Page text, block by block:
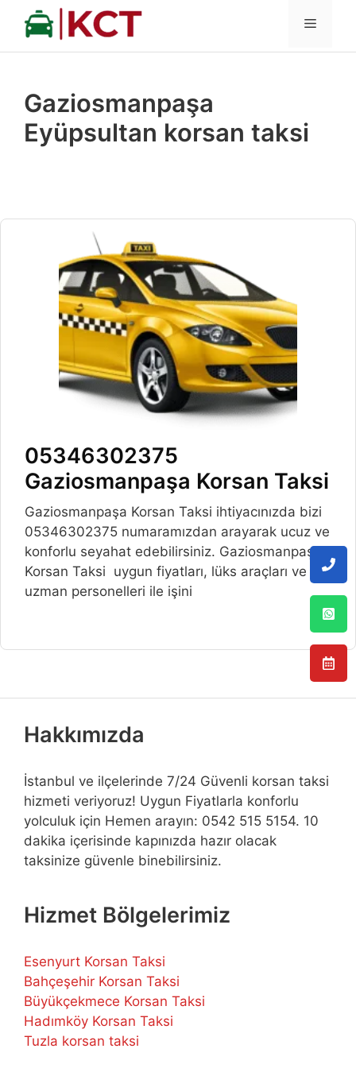
İçeriğe
MENÜ
Gaziosmanpaşa
Eyüpsultan korsan taksi
05346302375
Gaziosmanpaşa Korsan Taksi
Gaziosmanpaşa Korsan Taksi ihtiyacınızda bizi
05346302375 numaramızdan arayarak ucuz ve
konforlu seyahat edebilirsiniz. Gaziosmanpaşa
Korsan Taksi uygun fiyatları, lüks araçları ve
uzman personelleri ile işini
Hakkımızda
İstanbul ve ilçelerinde 7/24 Güvenli korsan taksi
hizmeti veriyoruz! Uygun Fiyatlarla konforlu
yolculuk için Hemen arayın: 0542 515 5154. 10
dakika içerisinde kapınızda hazır olacak
taksinize güvenle binebilirsiniz.
Hizmet Bölgelerimiz
Esenyurt Korsan Taksi
Bahçeşehir Korsan Taksi
Büyükçekmece Korsan Taksi
Hadımköy Korsan Taksi
Tuzla korsan taksi